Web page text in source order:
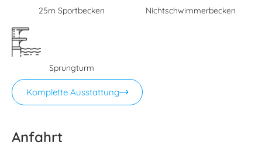
25m Sportbecken Nichtschwimmerbecken
Sprungturm
Komplette Ausstattung
Anfahrt